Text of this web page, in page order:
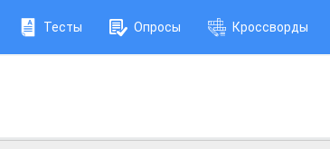
Тесты Опросы Кроссворды